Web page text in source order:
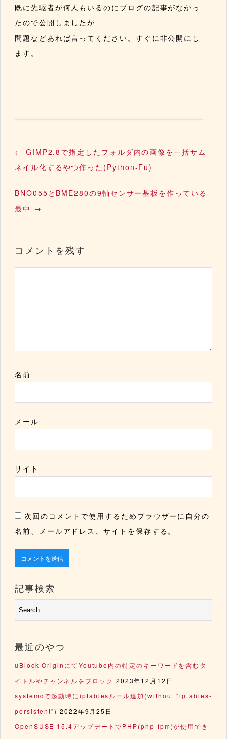
既に先駆者が何人もいるのにブログの記事がなかっ
たので公開しましたが
問題などあれば言ってください。すぐに非公開にし
ます。
← GIMP2.8で指定したフォルダ内の画像を一括サム
ネイル化するやつ作った(Python-Fu)
BNO055とBME280の9軸センサー基板を作っている
最中 →
コメントを残す
名前
メール
サイト
次回のコメントで使用するためブラウザーに自分の
名前、メールアドレス、サイトを保存する。
記事検索
最近のやつ
uBlock OriginにてYoutube内の特定のキーワードを含むタ
イトルやチャンネルをブロック 2023年12月12日
systemdで起動時にiptablesルール追加(without “iptables-
persistent”) 2022年9月25日
OpenSUSE 15.4アップデートでPHP(php-fpm)が使用でき